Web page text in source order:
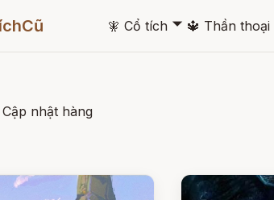
🧚 Cổ tích 🞃 🔱 Thần thoại
Cập nhật hàng